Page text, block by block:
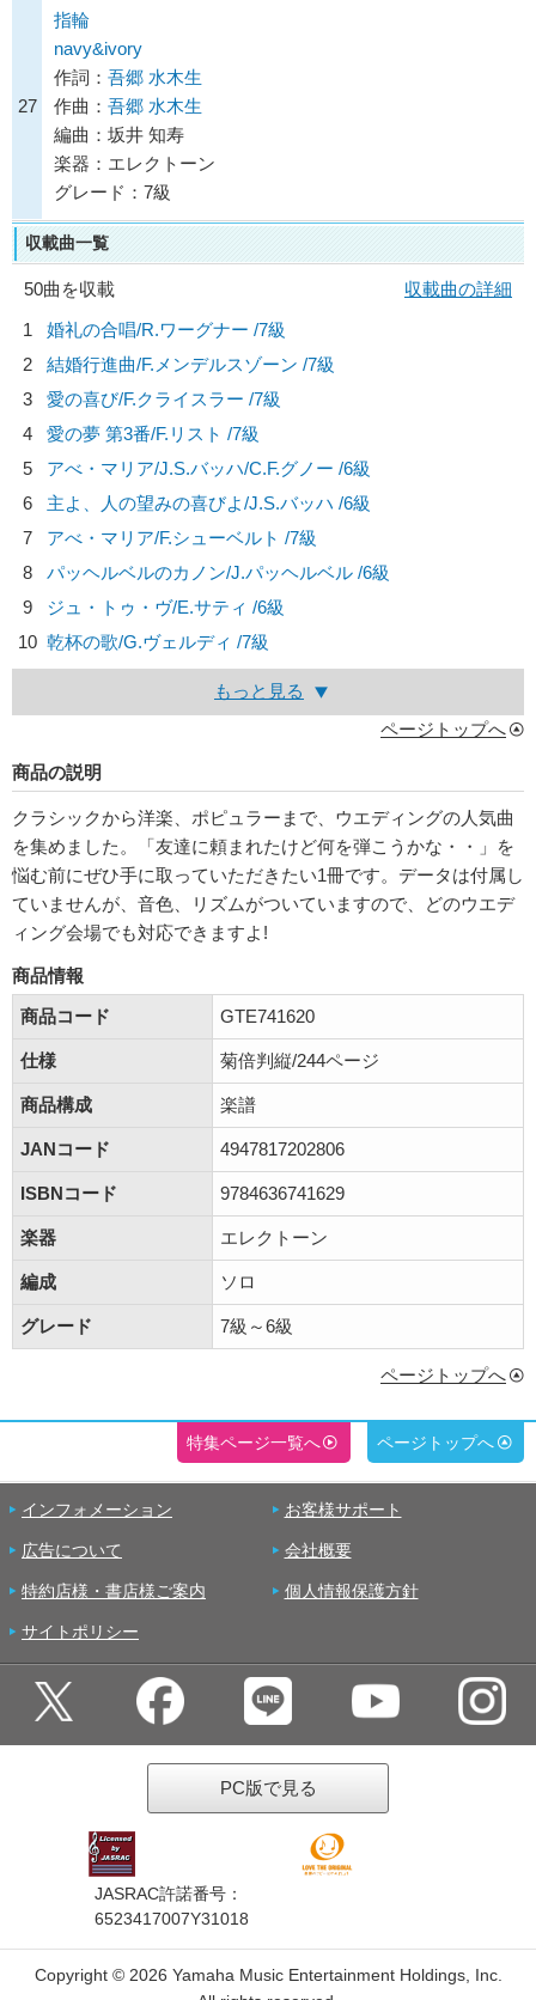
27
指輪
navy&ivory
作詞： 吾郷 水木生
作曲： 吾郷 水木生
編曲：坂井 知寿
楽器：エレクトーン
グレード：7級
収載曲一覧
50曲を収載
収載曲の詳細
1
婚礼の合唱/R.ワーグナー /7級
2
結婚行進曲/F.メンデルスゾーン /7級
3
愛の喜び/F.クライスラー /7級
4
愛の夢 第3番/F.リスト /7級
5
アべ・マリア/J.S.バッハ/C.F.グノー /6級
6
主よ、人の望みの喜びよ/J.S.バッハ /6級
7
アべ・マリア/F.シューベルト /7級
8
パッヘルベルのカノン/J.パッヘルベル /6級
9
ジュ・トゥ・ヴ/E.サティ /6級
10 乾杯の歌/G.ヴェルディ /7級
もっと見る
ページトップへ
商品の説明
クラシックから洋楽、ポピュラーまで、ウエディングの人気曲
を集めました。「友達に頼まれたけど何を弾こうかな・・」を
悩む前にぜひ手に取っていただきたい1冊です。データは付属し
ていませんが、音色、リズムがついていますので、どのウエデ
ィング会場でも対応できますよ!
商品情報
商品コード
GTE741620
仕様 菊倍判縦/244ページ
商品構成 楽譜
JANコード 4947817202806
ISBNコード 9784636741629
楽器 エレクトーン
編成 ソロ
グレード 7級～6級
ページトップへ
特集ページ一覧へ ページトップへ
インフォメーション お客様サポート
広告について 会社概要
特約店様・書店様ご案内 個人情報保護方針
サイトポリシー
PC版で見る
JASRAC許諾番号：
6523417007Y31018
Copyright © 2026 Yamaha Music Entertainment Holdings, Inc.